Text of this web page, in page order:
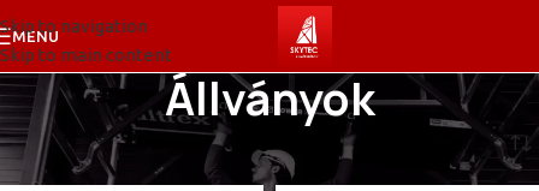
Skip to navigation
Skip to main content
MENU
Állványok
Kezdőlap Állványok